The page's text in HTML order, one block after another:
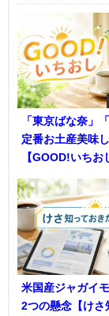
「東京ばな奈」
定番お土産美味
【GOOD!いちお
米国産ジャガイ
2つの懸念【けさ